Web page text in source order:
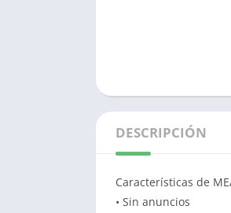
DESCRIPCIÓN
Características de
• Sin anuncios